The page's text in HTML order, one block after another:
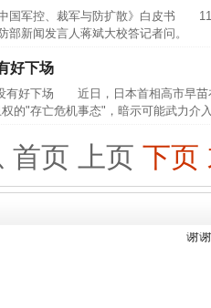
军控、裁军与防扩散》白皮书 11
部新闻发言人蒋斌大校答记者问。
好下场
好下场 近日，日本首相高市早苗
的"存亡危机事态"，暗示可能武力介
首页 上页 下页
谢